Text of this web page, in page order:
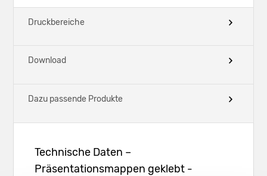
Druckbereiche
Download
Dazu passende Produkte
Technische Daten –
Präsentationsmappen geklebt -